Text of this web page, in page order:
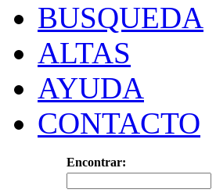
BUSQUEDA
ALTAS
AYUDA
CONTACTO
Encontrar: